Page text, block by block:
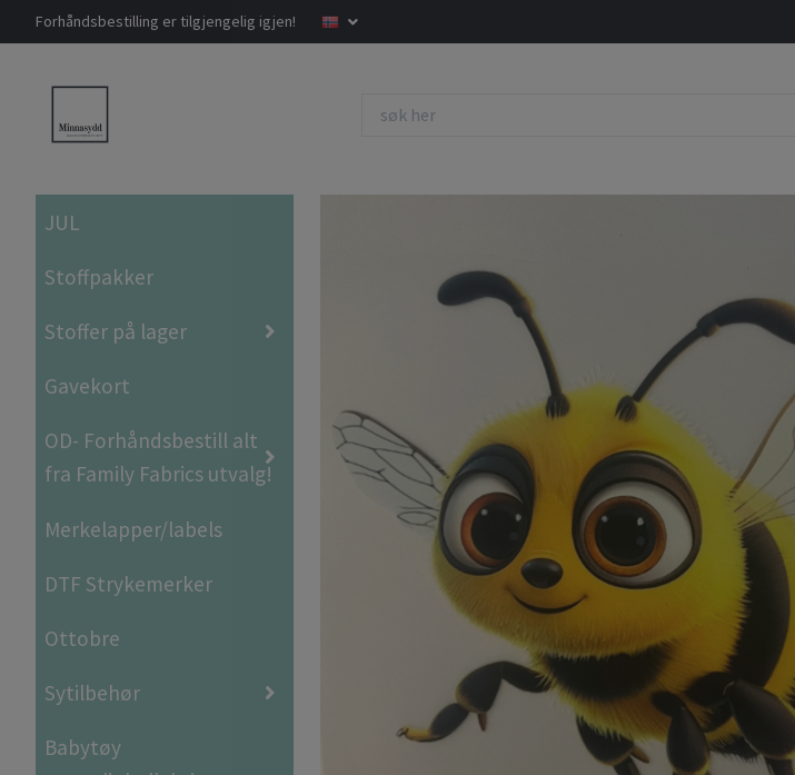
Forhåndsbestilling er tilgjengelig igjen!
JUL
Stoffpakker
Stoffer på lager
Gavekort
OD- Forhåndsbestill alt
fra Family Fabrics utvalg!
Merkelapper/labels
DTF Strykemerker
Ottobre
Sytilbehør
Babytøy